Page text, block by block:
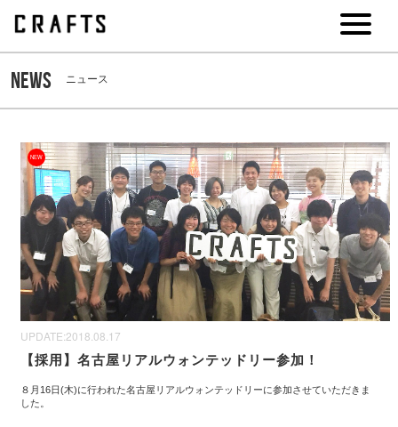
NEWS ニュース
NEW
UPDATE:2018.08.17
【採用】名古屋リアルウォンテッドリー参加！
８月16日(木)に行われた名古屋リアルウォンテッドリーに参加させていただきま
した。